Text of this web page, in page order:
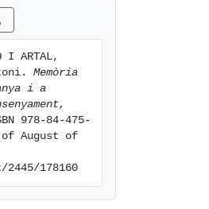
I ARTAL,
Memòria
i a
978-84-475-
August of
178160